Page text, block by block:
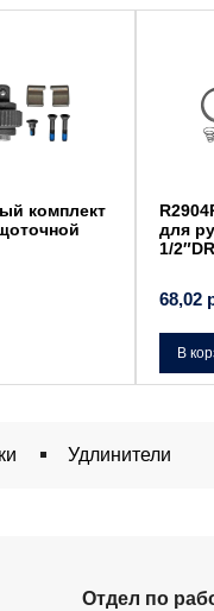
комплект
для
1/
68,02
В
Удлинители
Отдел по